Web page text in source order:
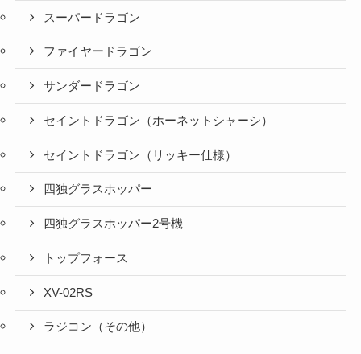
スーパードラゴン
ファイヤードラゴン
サンダードラゴン
セイントドラゴン（ホーネットシャーシ）
セイントドラゴン（リッキー仕様）
四独グラスホッパー
四独グラスホッパー2号機
トップフォース
XV-02RS
ラジコン（その他）